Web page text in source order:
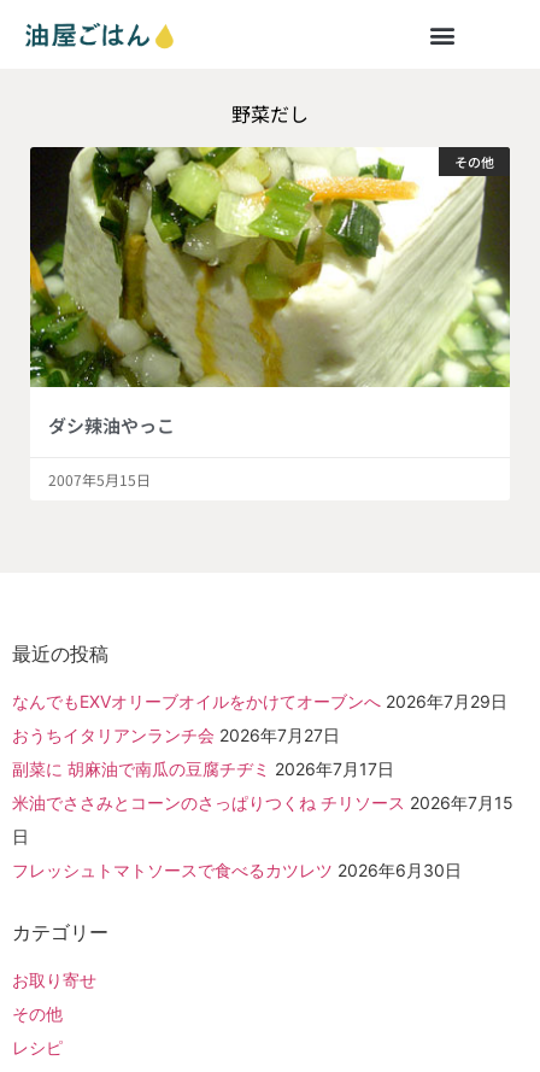
野菜だし
その他
ダシ辣油やっこ
2007年5月15日
最近の投稿
なんでもEXVオリーブオイルをかけてオーブンへ 2026年7月29日
おうちイタリアンランチ会 2026年7月27日
副菜に 胡麻油で南瓜の豆腐チヂミ 2026年7月17日
米油でささみとコーンのさっぱりつくね チリソース 2026年7月15
日
フレッシュトマトソースで食べるカツレツ 2026年6月30日
カテゴリー
お取り寄せ
その他
レシピ